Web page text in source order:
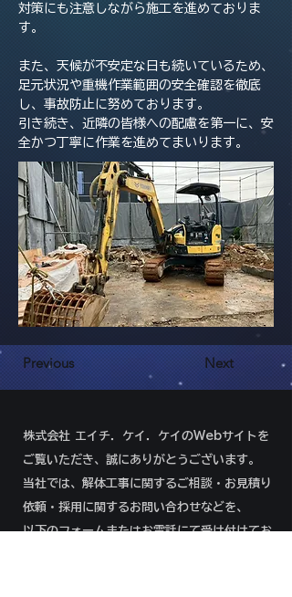
対策にも注意しながら施工を進めておりま
す。
また、天候が不安定な日も続いているため、
足元状況や重機作業範囲の安全確認を徹底
し、事故防止に努めております。
引き続き、近隣の皆様への配慮を第一に、安
全かつ丁寧に作業を進めてまいります。
Previous Next
株式会社 エイチ．ケイ．ケイのWebサイトを
ご覧いただき、誠にありがとうございます。
当社では、解体工事に関するご相談・お見積り
依頼・採用に関するお問い合わせなどを、
以下のフォームまたはお電話にて受け付けてお